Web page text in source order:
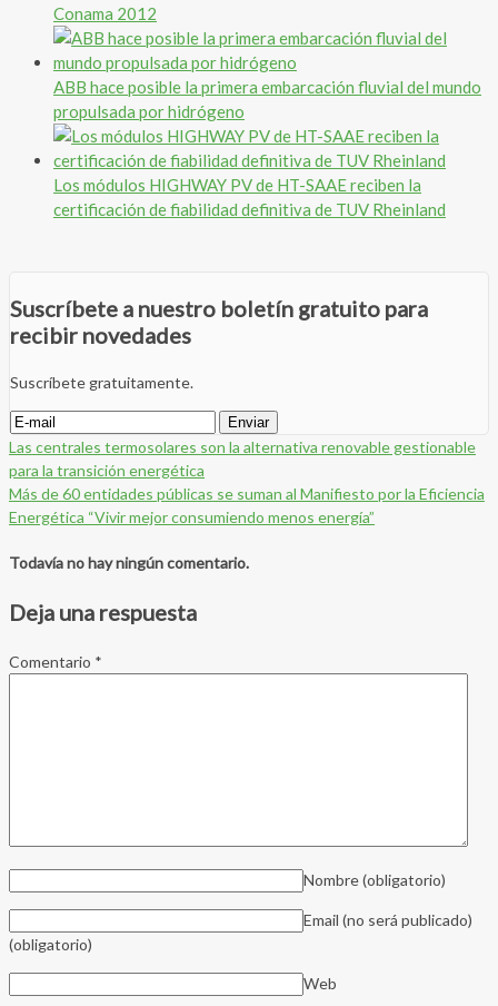
Conama 2012
ABB hace posible la primera embarcación fluvial del mundo
propulsada por hidrógeno
Los módulos HIGHWAY PV de HT-SAAE reciben la
certificación de fiabilidad definitiva de TUV Rheinland
Suscríbete a nuestro boletín gratuito para
recibir novedades
Suscríbete gratuitamente.
Las centrales termosolares son la alternativa renovable gestionable
para la transición energética
Más de 60 entidades públicas se suman al Manifiesto por la Eficiencia
Energética “Vivir mejor consumiendo menos energía”
Todavía no hay ningún comentario.
Deja una respuesta
Comentario *
Nombre(obligatorio)
Email (no será publicado)
(obligatorio)
Web